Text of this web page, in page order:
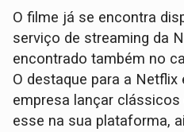
O filme já se encontra
serviço de streaming da
encontrado também no
O destaque para a
empresa lançar
esse na sua plataforma,